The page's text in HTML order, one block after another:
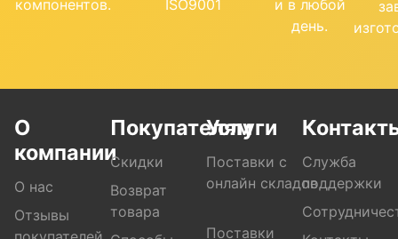
компонентов.
ISO9001
и в любой
день.
О
компании
О нас
Отзывы
Покупателям
Скидки
Возврат
товара
Услуги
Поставки с
онлайн складов
Поставки
Служба
поддержки